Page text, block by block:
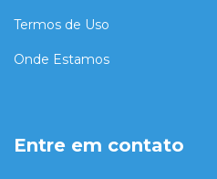
Termos de Uso
Onde Estamos
Entre em contato